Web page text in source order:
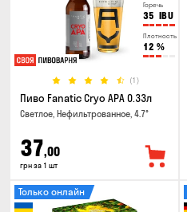
Горечь
35 IBU
Плотность
12 %
(1)
Пиво Fanatic Cryo APA 0.33л
Светлое, Нефильтрованное, 4.7°
37,00
грн за 1 шт
Только онлайн